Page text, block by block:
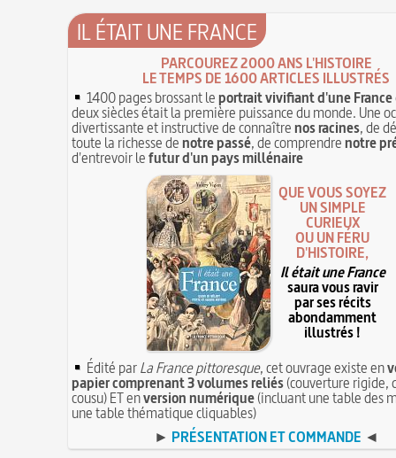
IL ÉTAIT UNE FRANCE
PARCOUREZ 2000 ANS L'HISTOIRE
LE TEMPS DE 1600 ARTICLES ILLUSTRÉS
1400 pages brossant leportrait vivifiant d'une France
deux siècles était la première puissance du monde. Une
divertissante et instructive de connaîtrenos racines, de
toute la richesse denotre passé, de comprendrenotre
d'entrevoir lefutur d'un pays millénaire
QUE VOUS SOYEZ
UN SIMPLE
CURIEUX
OU UN FÉRU
D'HISTOIRE,
Il était une France
saura vous ravir
par ses récits
abondamment
illustrés !
Édité parLa France pittoresque, cet ouvrage existe en
papier comprenant 3 volumes reliés(couverture rigide,
cousu) ET enversion numérique(incluant une table des
une table thématique cliquables)
► PRÉSENTATION ET COMMANDE ◄